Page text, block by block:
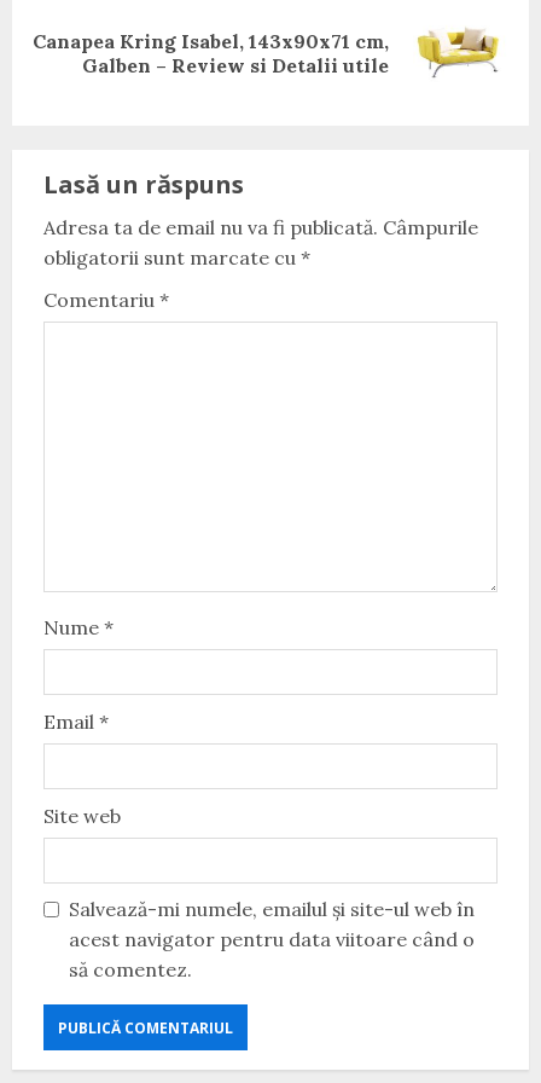
Next
post:
Canapea Kring Isabel, 143x90x71 cm,
Galben – Review si Detalii utile
Lasă un răspuns
Adresa ta de email nu va fi publicată. Câmpurile
obligatorii sunt marcate cu *
Comentariu *
Nume *
Email *
Site web
Salvează-mi numele, emailul și site-ul web în
acest navigator pentru data viitoare când o
să comentez.